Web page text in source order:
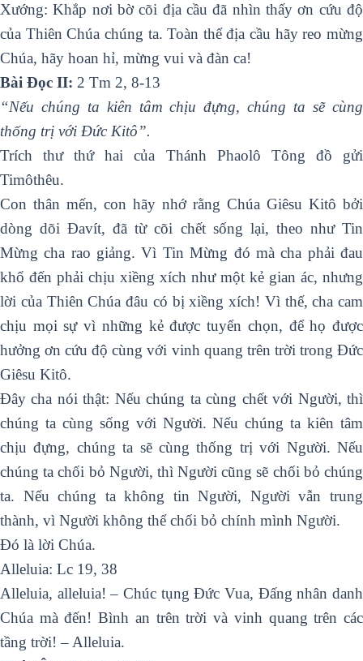
Xướng: Khắp nơi bờ cõi địa cầu đã nhìn thấy ơn cứu độ
của Thiên Chúa chúng ta. Toàn thể địa cầu hãy reo mừng
Chúa, hãy hoan hỉ, mừng vui và đàn ca!
Bài Ðọc II: 2 Tm 2, 8-13
“Nếu chúng ta kiên tâm chịu đựng, chúng ta sẽ cùng
thống trị với Ðức Kitô”.
Trích thư thứ hai của Thánh Phaolô Tông đồ gửi
Timôthêu.
Con thân mến, con hãy nhớ rằng Chúa Giêsu Kitô bởi
dòng dõi Ðavít, đã từ cõi chết sống lại, theo như Tin
Mừng cha rao giảng. Vì Tin Mừng đó mà cha phải đau
khổ đến phải chịu xiềng xích như một kẻ gian ác, nhưng
lời của Thiên Chúa đâu có bị xiềng xích! Vì thế, cha cam
chịu mọi sự vì những kẻ được tuyển chọn, để họ được
hưởng ơn cứu độ cùng với vinh quang trên trời trong Ðức
Giêsu Kitô.
Ðây cha nói thật: Nếu chúng ta cùng chết với Người, thì
chúng ta cùng sống với Người. Nếu chúng ta kiên tâm
chịu đựng, chúng ta sẽ cùng thống trị với Người. Nếu
chúng ta chối bỏ Người, thì Người cũng sẽ chối bỏ chúng
ta. Nếu chúng ta không tin Người, Người vẫn trung
thành, vì Người không thể chối bỏ chính mình Người.
Ðó là lời Chúa.
Alleluia: Lc 19, 38
Alleluia, alleluia! – Chúc tụng Ðức Vua, Ðấng nhân danh
Chúa mà đến! Bình an trên trời và vinh quang trên các
tầng trời! – Alleluia.